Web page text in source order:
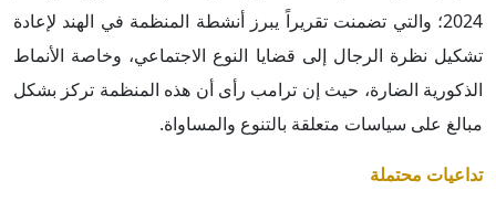
2024؛ والتي تضمنت تقريراً يبرز أنشطة المنظمة في الهند لإعادة
تشكيل نظرة الرجال إلى قضايا النوع الاجتماعي، وخاصة الأنماط
الذكورية الضارة، حيث إن ترامب رأى أن هذه المنظمة تركز بشكل
مبالغ على سياسات متعلقة بالتنوع والمساواة.
تداعيات محتملة